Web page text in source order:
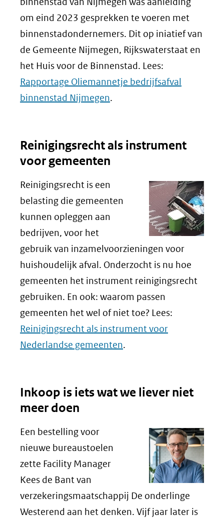
om eind 2023 gesprekken te voeren met
binnenstadondernemers. Dit op iniatief van
de Gemeente Nijmegen, Rijkswaterstaat en
het Huis voor de Binnenstad. Lees:
Rapportage Oliemannetje bedrijfsafval
binnenstad Nijmegen.
Reinigingsrecht als instrument
voor gemeenten
Reinigingsrecht is een
belasting die gemeenten
kunnen opleggen aan
bedrijven, voor het
gebruik van inzamelvoorzieningen voor
huishoudelijk afval. Onderzocht is nu hoe
gemeenten het instrument reinigingsrecht
gebruiken. En ook: waarom passen
gemeenten het wel of niet toe? Lees:
Reinigingsrecht als instrument voor
Nederlandse gemeenten.
Inkoop is iets wat we liever niet
meer doen
Een bestelling voor
nieuwe bureaustoelen
zette Facility Manager
Kees de Bant van
verzekeringsmaatschappij De onderlinge
Westerend aan het denken. Vijf jaar later is